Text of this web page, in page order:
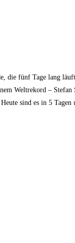
die fünf Tage lang
Weltrekord –
sind es in 5